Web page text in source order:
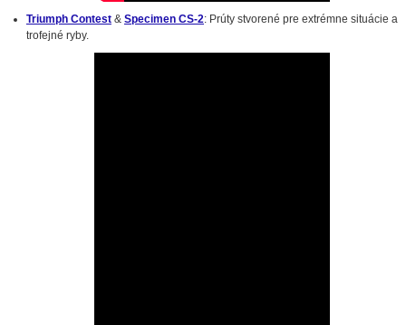
Triumph Contest& Specimen CS-2: Prúty stvorené pre extrémne situácie a
trofejné ryby.